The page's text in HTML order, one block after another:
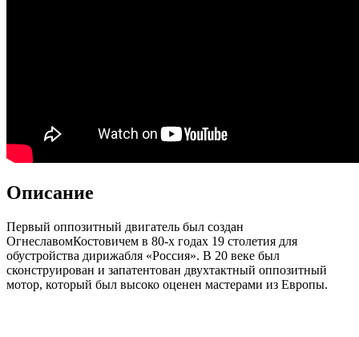
Описание
Первый оппозитный двигатель был создан
ОгнеславомКостовичем в 80-х годах 19 столетия для
обустройства дирижабля «Россия». В 20 веке был
сконструирован и запатентован двухтактный оппозитный
мотор, который был высоко оценен мастерами из Европы.